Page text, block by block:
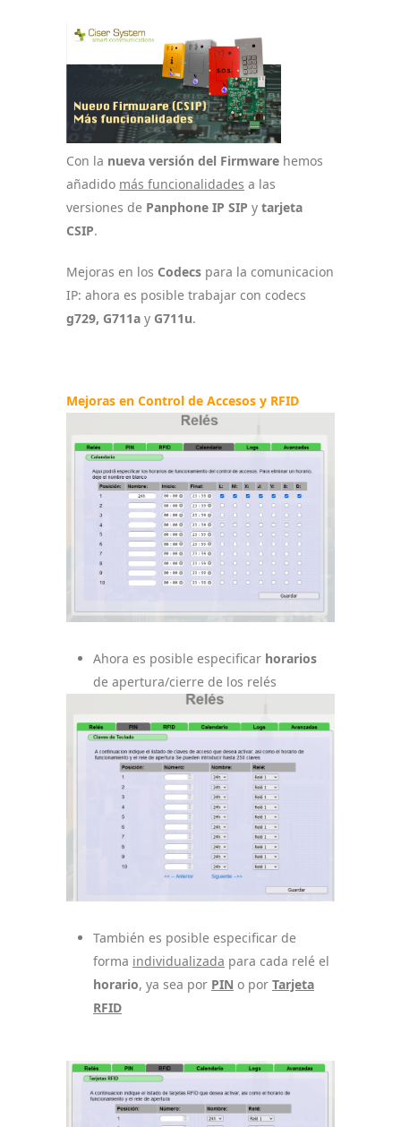
Con la nueva versión del Firmware hemos
añadido más funcionalidades a las
versiones de Panphone IP SIP y tarjeta
CSIP.
Mejoras en los Codecs para la comunicacion
IP: ahora es posible trabajar con codecs
g729, G711a y G711u.
Mejoras en Control de Accesos y RFID
Ahora es posible especificar horarios
de apertura/cierre de los relés
También es posible especificar de
forma individualizada para cada relé el
horario, ya sea por PIN o por Tarjeta
RFID